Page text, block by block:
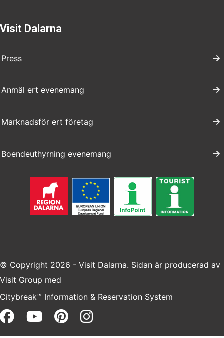
Visit Dalarna
Press
Anmäl ert evenemang
Marknadsför ert företag
Boendeuthyrning evenemang
© Copyright 2026 - Visit Dalarna. Sidan är producerad av
Visit Group med
Citybreak™ Information & Reservation System
Facebook (opens in a new
Youtube (opens in a new
Pinterest (opens in a
Instagram (opens